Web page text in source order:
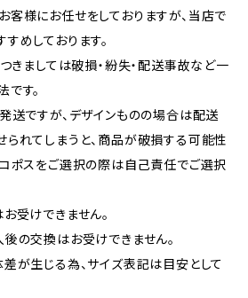
様にお任せをしておりますが、当店で
めしております。
きましては破損・紛失・配送事故など一
す。
送ですが、デザインものの場合は配送
れてしまうと、商品が破損する可能性
ポスをご選択の際は自己責任でご選択
受けできません。
の交換はお受けできません。
が生じる為、サイズ表記は目安として